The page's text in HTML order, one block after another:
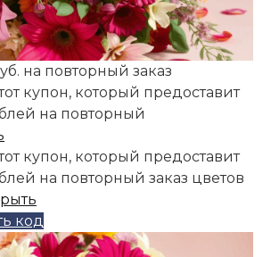
на повторный заказ
купон, который предоставит
на повторный
купон, который предоставит
на повторный заказ цветов
код